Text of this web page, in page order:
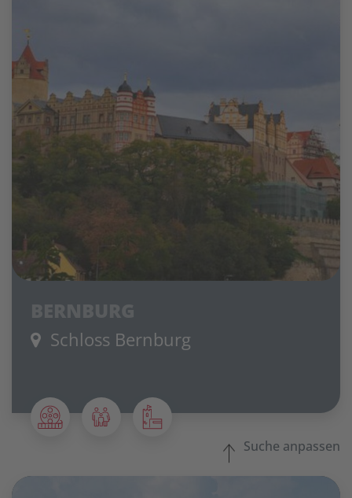
Schloss Bernburg
Suche anpassen